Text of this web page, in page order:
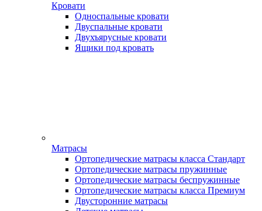
Кровати
Односпальные кровати
Двуспальные кровати
Двухъярусные кровати
Ящики под кровать
Матрасы
Ортопедические матрасы класса Стандарт
Ортопедические матрасы пружинные
Ортопедические матрасы беспружинные
Ортопедические матрасы класса Премиум
Двусторонние матрасы